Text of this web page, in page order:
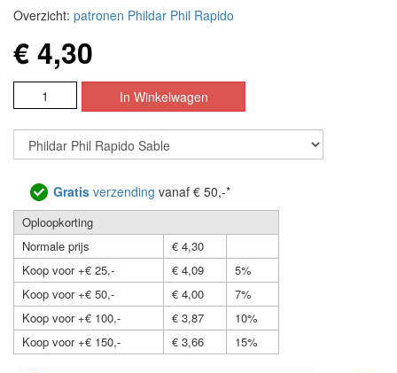
Overzicht: patronen Phildar Phil Rapido
€ 4,30
Gratis verzending vanaf € 50,-*
Oploopkorting
Normale prijs
€ 4,30
Koop voor +€ 25,-
€ 4,09
5%
Koop voor +€ 50,-
€ 4,00
7%
Koop voor +€ 100,-
€ 3,87
10%
Koop voor +€ 150,-
€ 3,66 15%